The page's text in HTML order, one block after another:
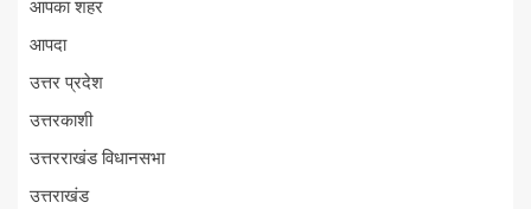
आपका शहर
आपदा
उत्तर प्रदेश
उत्तरकाशी
उत्तरराखंड विधानसभा
उत्तराखंड